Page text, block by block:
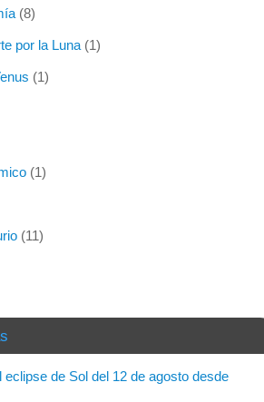
(8)
por la Luna(1)
(1)
(1)
(11)
de Sol del 12 de agosto desde